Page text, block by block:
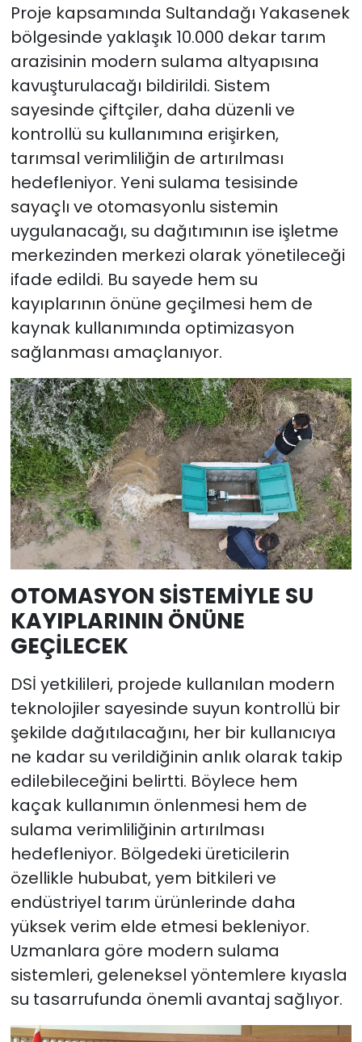
Proje kapsamında Sultandağı Yakasenek
bölgesinde yaklaşık 10.000 dekar tarım
arazisinin modern sulama altyapısına
kavuşturulacağı bildirildi. Sistem
sayesinde çiftçiler, daha düzenli ve
kontrollü su kullanımına erişirken,
tarımsal verimliliğin de artırılması
hedefleniyor. Yeni sulama tesisinde
sayaçlı ve otomasyonlu sistemin
uygulanacağı, su dağıtımının ise işletme
merkezinden merkezi olarak yönetileceği
ifade edildi. Bu sayede hem su
kayıplarının önüne geçilmesi hem de
kaynak kullanımında optimizasyon
sağlanması amaçlanıyor.
OTOMASYON SİSTEMİYLE SU
KAYIPLARININ ÖNÜNE
GEÇİLECEK
DSİ yetkilileri, projede kullanılan modern
teknolojiler sayesinde suyun kontrollü bir
şekilde dağıtılacağını, her bir kullanıcıya
ne kadar su verildiğinin anlık olarak takip
edilebileceğini belirtti. Böylece hem
kaçak kullanımın önlenmesi hem de
sulama verimliliğinin artırılması
hedefleniyor. Bölgedeki üreticilerin
özellikle hububat, yem bitkileri ve
endüstriyel tarım ürünlerinde daha
yüksek verim elde etmesi bekleniyor.
Uzmanlara göre modern sulama
sistemleri, geleneksel yöntemlere kıyasla
su tasarrufunda önemli avantaj sağlıyor.